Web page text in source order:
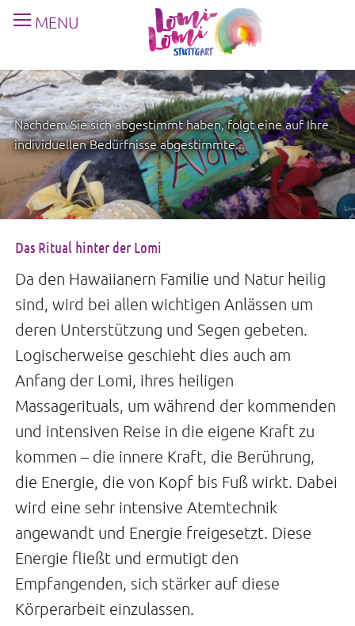
MENU
Nachdem Sie sich abgestimmt haben, folgt eine auf Ihre
individuellen Bedürfnisse abgestimmte...
Das Ritual hinter der Lomi
Da den Hawaiianern Familie und Natur heilig
sind, wird bei allen wichtigen Anlässen um
deren Unterstützung und Segen gebeten.
Logischerweise geschieht dies auch am
Anfang der Lomi, ihres heiligen
Massagerituals, um während der kommenden
und intensiven Reise in die eigene Kraft zu
kommen – die innere Kraft, die Berührung,
die Energie, die von Kopf bis Fuß wirkt. Dabei
wird eine sehr intensive Atemtechnik
angewandt und Energie freigesetzt. Diese
Energie fließt und ermutigt den
Empfangenden, sich stärker auf diese
Körperarbeit einzulassen.